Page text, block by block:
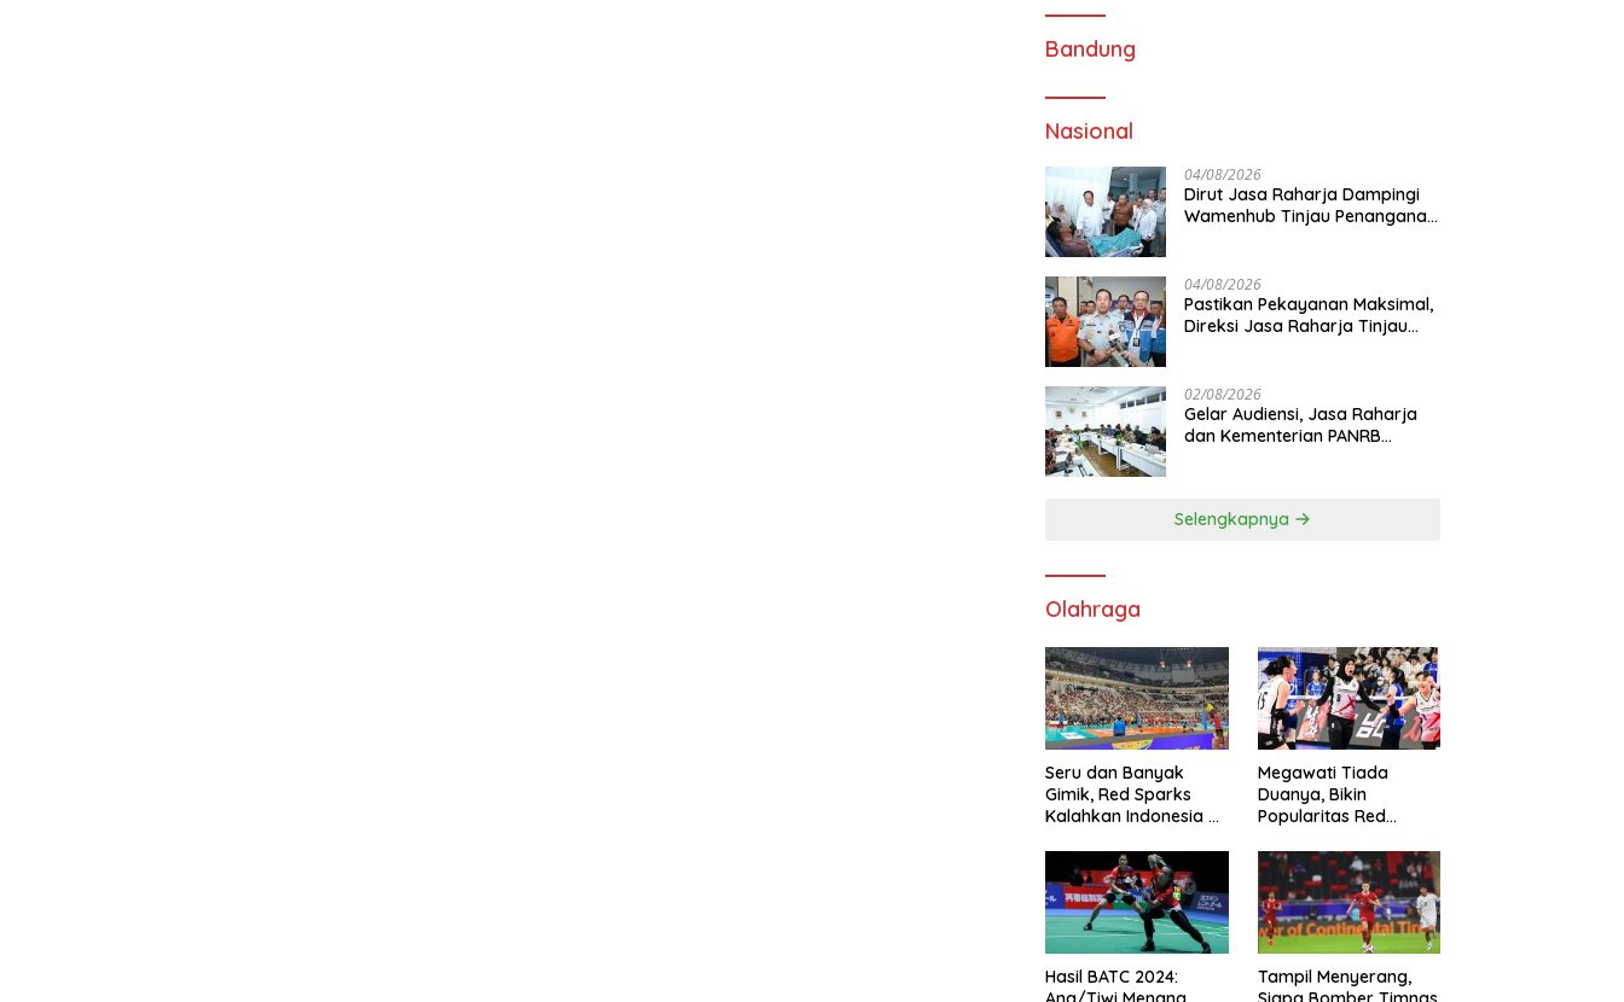
Bandung
Nasional
04/08/2026
Dirut Jasa Raharja Dampingi
Wamenhub Tinjau Penanganan
04/08/2026
Pastikan Pekayanan Maksimal,
Direksi Jasa Raharja Tinjau
02/08/2026
Gelar Audiensi, Jasa Raharja
dan Kementerian PANRB
Selengkapnya
Olahraga
Seru dan Banyak
Gimik, Red Sparks
Kalahkan Indonesia All
Megawati Tiada
Duanya, Bikin
Popularitas Red
Hasil BATC 2024:
Tampil Menyerang,